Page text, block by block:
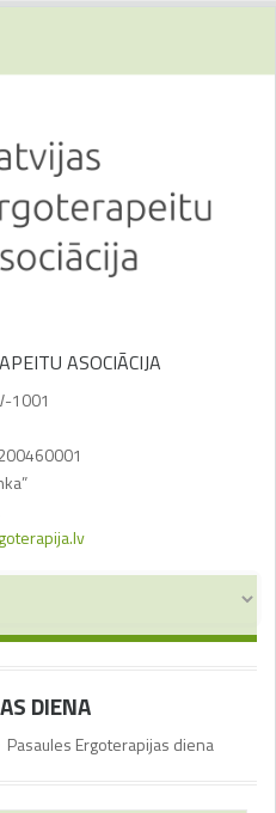
ASOCIĀCIJA
1001
DIENA
Pasaules Ergoterapijas diena